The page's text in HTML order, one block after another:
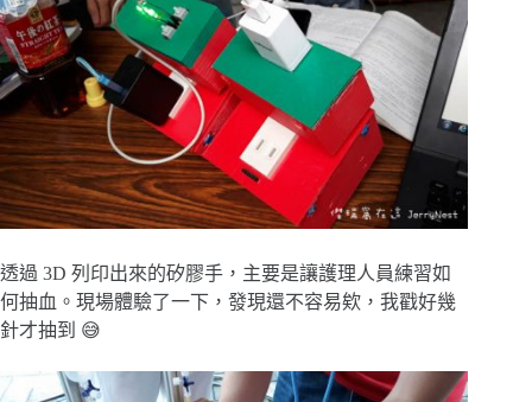
透過 3D 列印出來的矽膠手，主要是讓護理人員練習如
何抽血。現場體驗了一下，發現還不容易欸，我戳好幾
針才抽到 😅